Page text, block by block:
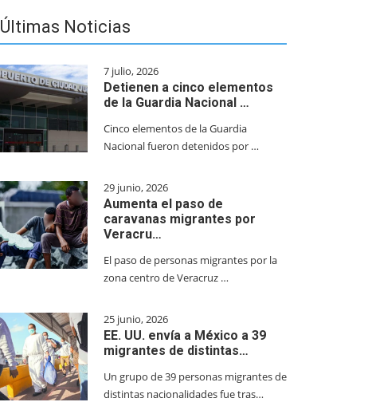
Últimas Noticias
7 julio, 2026
Detienen a cinco elementos
de la Guardia Nacional …
Cinco elementos de la Guardia
Nacional fueron detenidos por …
29 junio, 2026
Aumenta el paso de
caravanas migrantes por
Veracru…
El paso de personas migrantes por la
zona centro de Veracruz …
25 junio, 2026
EE. UU. envía a México a 39
migrantes de distintas…
Un grupo de 39 personas migrantes de
distintas nacionalidades fue tras…